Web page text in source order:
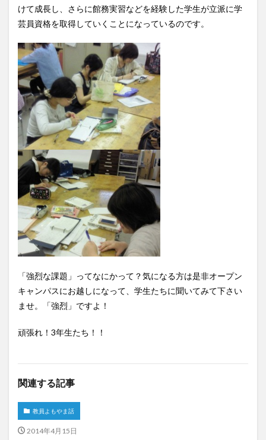
けて成長し、 さらに館務実習などを経験した学生が立派に学
芸員資格を取得していく ことになっているのです。
「強烈な課題」ってなにかって？気になる方は是非オープン
キャンパスにお越しになって、学生たちに聞いてみて下さい
ませ。「強烈」ですよ！
頑張れ ！ 3年生たち！！
関連する記事
教員よもやま話
2014年4月15日